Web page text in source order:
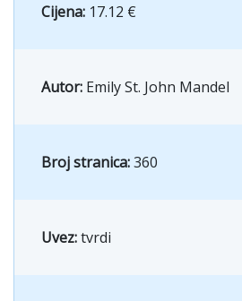
Cijena: 17.12 €
Autor: Emily St. John Mandel
Broj stranica:360
Uvez:tvrdi